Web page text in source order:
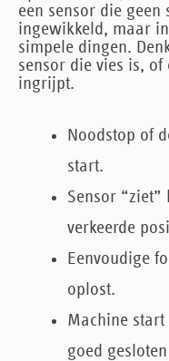
een sensor die
ingewikkeld, maar
simpele dingen.
sensor die vies is,
ingrijpt.
Noodstop of
start.
Sensor
verkeerde
Eenvoudige
oplost.
Machine
goed